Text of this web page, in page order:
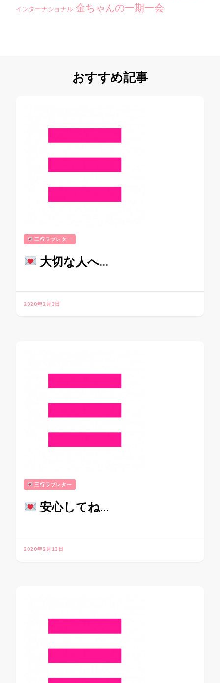
インターナショナル 金ちゃんの一期一会
おすすめ記事
三行ラブレター
大切な人へ…
2020年2月3日
三行ラブレター
安心してね…
2020年2月13日